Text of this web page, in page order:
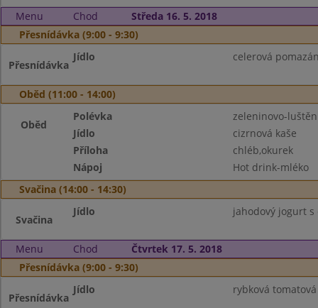
Menu Chod
Středa 16. 5. 2018
Přesnídávka (9:00 - 9:30)
Přesnídávka
Jídlo celerová
Oběd (11:00 - 14:00)
Oběd
Polévka
zeleninovo-
Jídlo
cizrnová kaše
Příloha
chléb,okurek
Nápoj
Hot drink-mléko
Svačina (14:00 - 14:30)
Svačina
Jídlo jahodový jogurt s
Menu Chod
Čtvrtek 17. 5. 2018
Přesnídávka (9:00 - 9:30)
Přesnídávka
Jídlo rybková